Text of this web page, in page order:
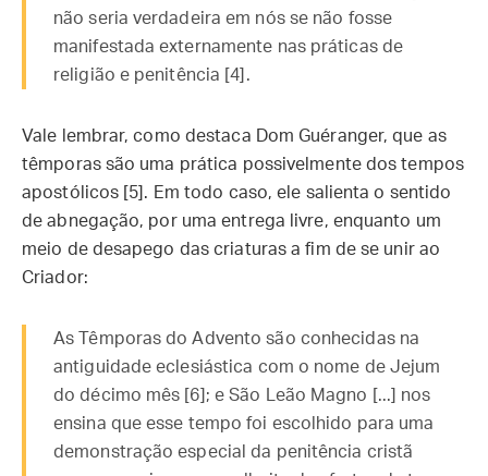
não seria verdadeira em nós se não fosse
manifestada externamente nas práticas de
religião e penitência [4].
Vale lembrar, como destaca Dom Guéranger, que as
têmporas são uma prática possivelmente dos tempos
apostólicos [5]. Em todo caso, ele salienta o sentido
de abnegação, por uma entrega livre, enquanto um
meio de desapego das criaturas a fim de se unir ao
Criador:
As Têmporas do Advento são conhecidas na
antiguidade eclesiástica com o nome de Jejum
do décimo mês [6]; e São Leão Magno [...] nos
ensina que esse tempo foi escolhido para uma
demonstração especial da penitência cristã